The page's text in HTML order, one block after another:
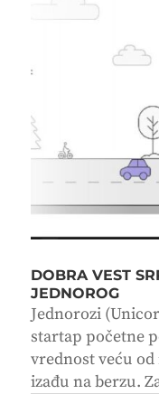
DOBRA VEST
JEDNOROG
Jednorozi
startap početne
vrednost veću
izađu na berzu.